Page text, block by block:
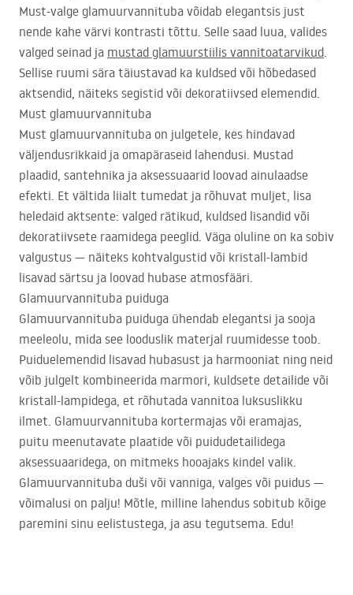
Must-valge glamuurvannituba võidab elegantsis just
nende kahe värvi kontrasti tõttu. Selle saad luua, valides
valged seinad ja mustad glamuurstiilis vannitoatarvikud.
Sellise ruumi sära täiustavad ka kuldsed või hõbedased
aktsendid, näiteks segistid või dekoratiivsed elemendid.
Must glamuurvannituba
Must glamuurvannituba on julgetele, kes hindavad
väljendusrikkaid ja omapäraseid lahendusi. Mustad
plaadid, santehnika ja aksessuaarid loovad ainulaadse
efekti. Et vältida liialt tumedat ja rõhuvat muljet, lisa
heledaid aktsente: valged rätikud, kuldsed lisandid või
dekoratiivsete raamidega peeglid. Väga oluline on ka sobiv
valgustus — näiteks kohtvalgustid või kristall-lambid
lisavad särtsu ja loovad hubase atmosfääri.
Glamuurvannituba puiduga
Glamuurvannituba puiduga ühendab elegantsi ja sooja
meeleolu, mida see looduslik materjal ruumidesse toob.
Puiduelemendid lisavad hubasust ja harmooniat ning neid
võib julgelt kombineerida marmori, kuldsete detailide või
kristall-lampidega, et rõhutada vannitoa luksuslikku
ilmet. Glamuurvannituba kortermajas või eramajas,
puitu meenutavate plaatide või puidudetailidega
aksessuaaridega, on mitmeks hooajaks kindel valik.
Glamuurvannituba duši või vanniga, valges või puidus —
võimalusi on palju! Mõtle, milline lahendus sobitub kõige
paremini sinu eelistustega, ja asu tegutsema. Edu!